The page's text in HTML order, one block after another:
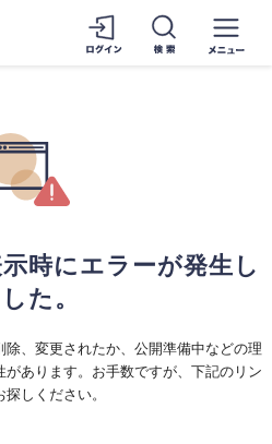
時にエラーが発生し
た。
、変更されたか、公開準備中などの理
あります。お手数ですが、下記のリン
探しください。